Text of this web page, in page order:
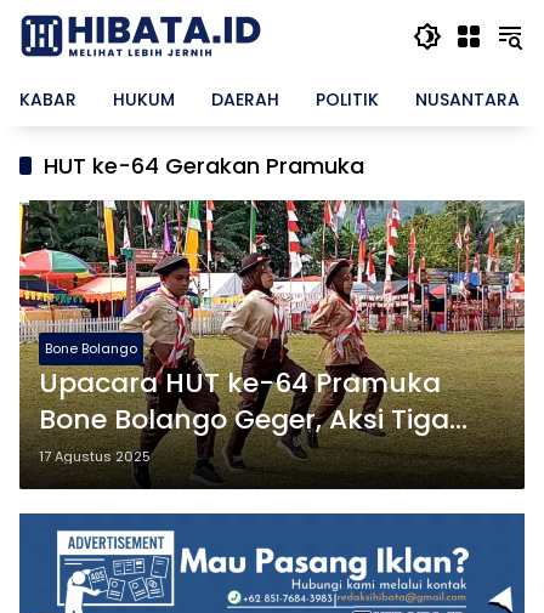
Langsung
konten
KABAR
HUKUM DAERAH POLITIK NUSANTARA
HUT ke-64 Gerakan Pramuka
Bone Bolango
Upacara HUT ke-64 Pramuka
Bone Bolango Geger, Aksi Tiga
Pelajar Bikin Semua Terdiam
17 Agustus 2025